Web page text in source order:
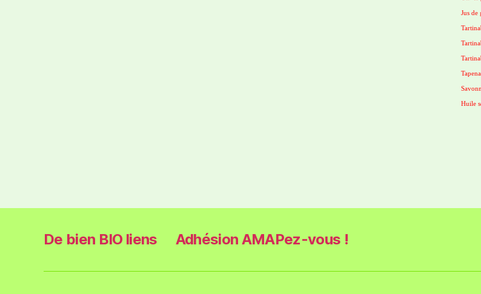
Jus de
Huile
De bien BIO liens Adhésion AMAPez-vous !